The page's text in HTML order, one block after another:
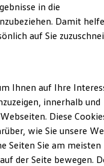
)
in die
Damit
auf Sie
Ihnen auf Ihre
innerhalb und
Diese
wie Sie unsere
Seiten Sie am meisten
der Seite bewegen.